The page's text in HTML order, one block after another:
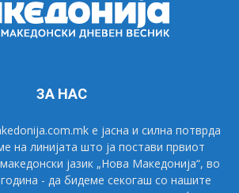
ЗА НАС
е јасна и силна потврда
на линијата што ја постави првиот
јазик „Нова Македонија“, во
- да бидеме секогаш со нашите